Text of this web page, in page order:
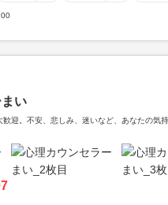
い
迎。不安、悲しみ、迷いなど、あなたの気